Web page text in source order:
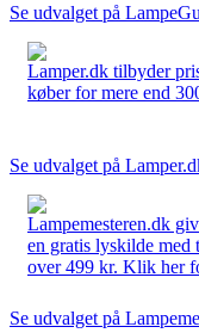
Se udvalget på
Lamper.dk tilbyder
køber for mere end
Se udvalget på
Lampemesteren.dk
en gratis lyskilde med
over 499 kr. Klik her
Se udvalget på